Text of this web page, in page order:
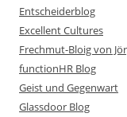
Entscheiderblog
Excellent Cultures
Frechmut-Bloig von
functionHR Blog
Geist und Gegenwart
Glassdoor Blog